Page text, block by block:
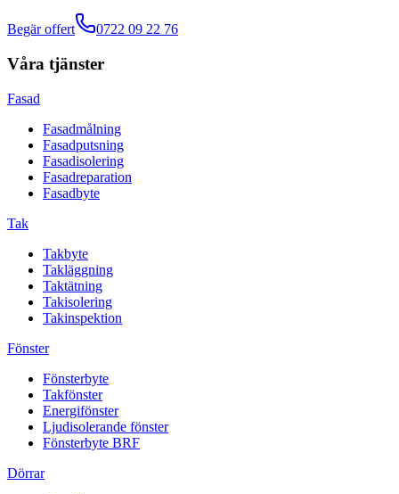
Begär offert 0722 09 22 76
Våra tjänster
Fasad
Fasadmålning
Fasadputsning
Fasadisolering
Fasadreparation
Fasadbyte
Tak
Takbyte
Takläggning
Taktätning
Takisolering
Takinspektion
Fönster
Fönsterbyte
Takfönster
Energifönster
Ljudisolerande fönster
Fönsterbyte BRF
Dörrar